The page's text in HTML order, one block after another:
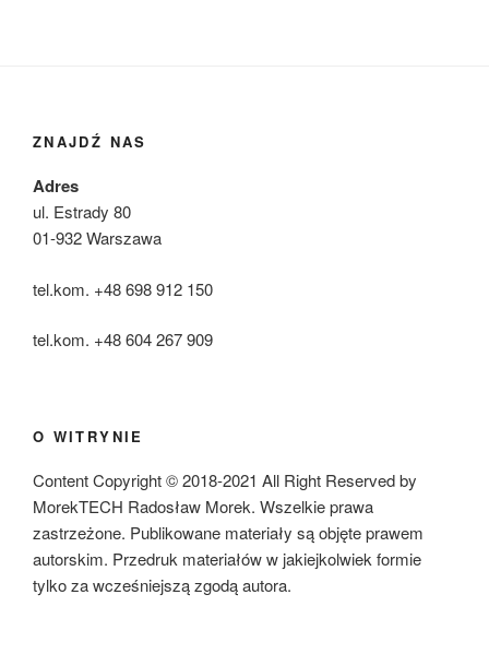
ZNAJDŹ NAS
Adres
ul. Estrady 80
01-932 Warszawa
tel.kom. +48 698 912 150
tel.kom. +48 604 267 909
O WITRYNIE
Content Copyright © 2018-2021 All Right Reserved by
MorekTECH Radosław Morek. Wszelkie prawa
zastrzeżone. Publikowane materiały są objęte prawem
autorskim. Przedruk materiałów w jakiejkolwiek formie
tylko za wcześniejszą zgodą autora.